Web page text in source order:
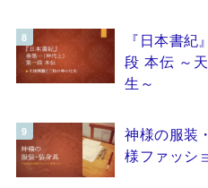
『日本書
段 本伝 ～
生～
神様の服装
様ファッシ